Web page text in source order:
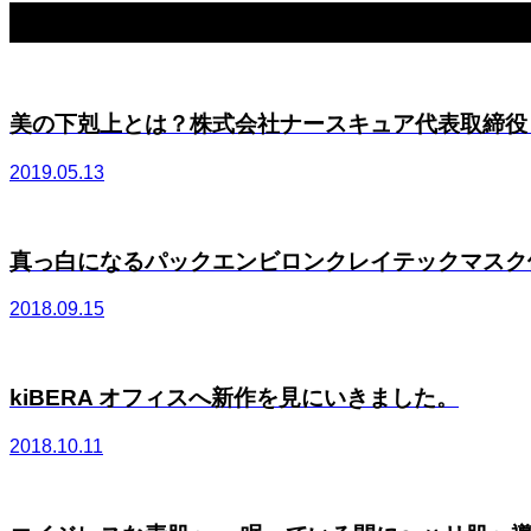
美の下剋上とは？株式会社ナースキュア代表取締役
2019.05.13
真っ白になるパックエンビロンクレイテックマスク
2018.09.15
kiBERA オフィスへ新作を見にいきました。
2018.10.11